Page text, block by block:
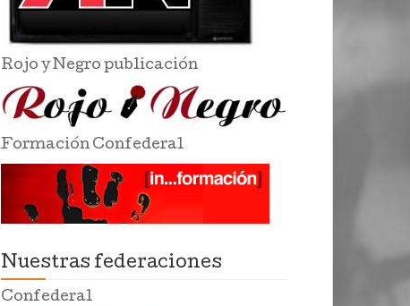
Rojo y Negro publicación
Formación Confederal
Nuestras federaciones
Confederal